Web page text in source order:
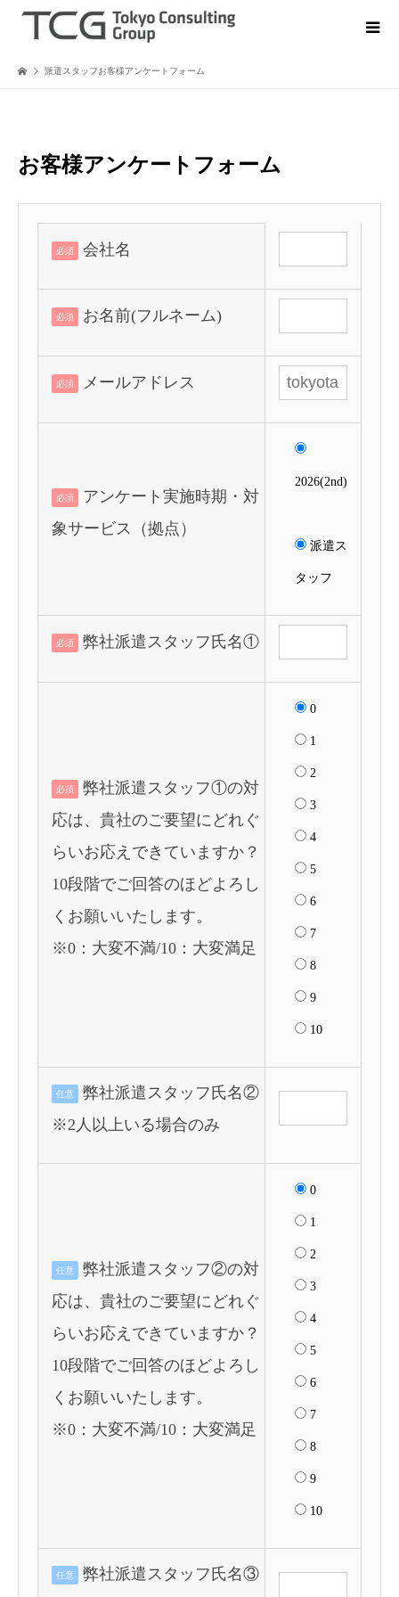
派遣スタッフお客様アンケートフォーム
お客様アンケートフォーム
必須 会社名
必須 お名前(フルネーム)
必須 メールアドレス
必須
アンケート実施時期・対
象サービス（拠点）
2026(2nd)
派遣ス
タッフ
必須 弊社派遣スタッフ氏名①
必須
弊社派遣スタッフ①の対
応は、貴社のご要望にどれぐ
らいお応えできていますか？
10段階でご回答のほどよろし
くお願いいたします。
※0：大変不満/10：大変満足
0
1
2
3
4
5
6
7
8
9
10
任意
弊社派遣スタッフ氏名②
※2人以上いる場合のみ
任意
弊社派遣スタッフ②の対
応は、貴社のご要望にどれぐ
らいお応えできていますか？
10段階でご回答のほどよろし
くお願いいたします。
※0：大変不満/10：大変満足
0
1
2
3
4
5
6
7
8
9
10
任意
弊社派遣スタッフ氏名③